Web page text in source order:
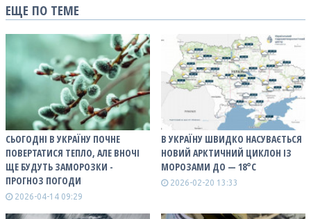
ЕЩЕ ПО ТЕМЕ
СЬОГОДНІ В УКРАЇНУ ПОЧНЕ
ПОВЕРТАТИСЯ ТЕПЛО, АЛЕ ВНОЧІ
ЩЕ БУДУТЬ ЗАМОРОЗКИ -
ПРОГНОЗ ПОГОДИ
2026-04-14 09:29
В УКРАЇНУ ШВИДКО НАСУВАЄТЬСЯ
НОВИЙ АРКТИЧНИЙ ЦИКЛОН ІЗ
МОРОЗАМИ ДО — 18°С
2026-02-20 13:33